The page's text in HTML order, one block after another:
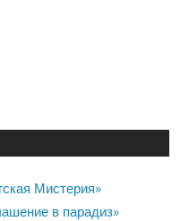
Мистерия»
в парадиз»